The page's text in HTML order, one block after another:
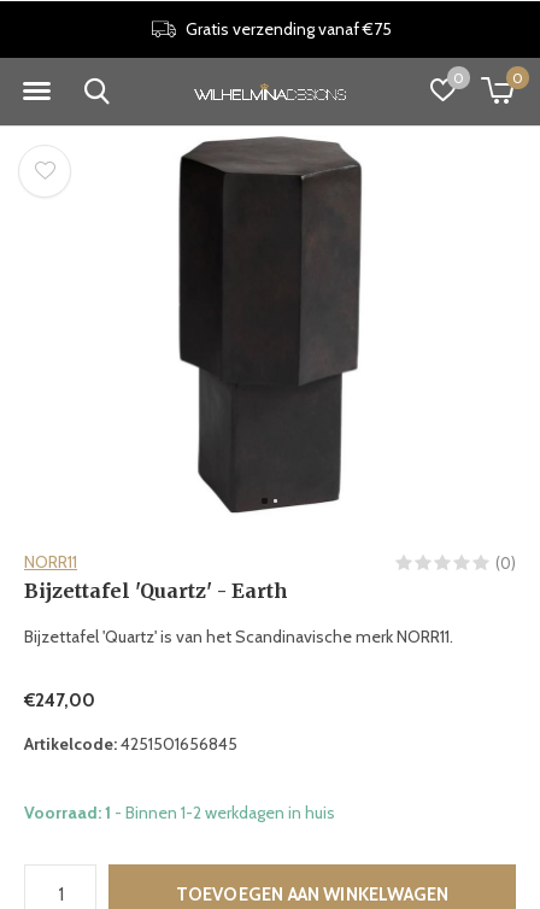
0 0
Gratis verzending vanaf €75
NORR11 (0)
Bijzettafel 'Quartz' - Earth
Bijzettafel 'Quartz' is van het Scandinavische merk NORR11.
€247,00
Artikelcode:4251501656845
Voorraad: 1 - Binnen 1-2 werkdagen in huis
TOEVOEGEN AAN WINKELWAGEN